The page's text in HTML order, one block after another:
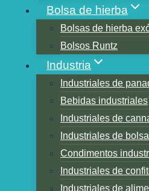
Bolsa de hierba
Bolsas de hierba
Bolsos Runtz
Industria
Industriales de
Bebidas industriales
Industriales de
Industriales de
Condimentos
Industriales de
Industriales de
Ventajas del film en
1、Eficiente y
2、Precisión del
3、Alto grado
4、Estructura
5、Mejorar la
Diferentes ámbitos
Definición de bolsas
Ventajas de las
1, para proteger
bienes.